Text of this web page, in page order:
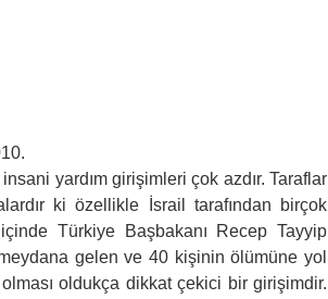
yardım girişimleri çok azdır. Taraflar
ki özellikle İsrail tarafından birçok
Türkiye Başbakanı Recep Tayyip
meydana gelen ve 40 kişinin ölümüne yol
oldukça dikkat çekici bir girişimdir.